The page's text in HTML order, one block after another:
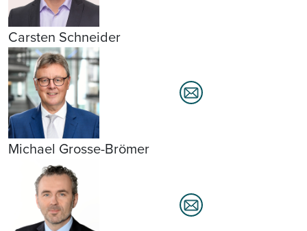
Carsten Schneider
Michael Grosse-Brömer